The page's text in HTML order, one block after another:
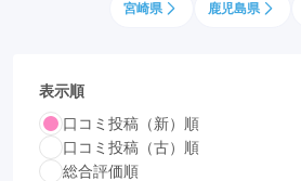
宮崎県 鹿児島県
表示順
口コミ投稿（新）順
口コミ投稿（古）順
総合評価順